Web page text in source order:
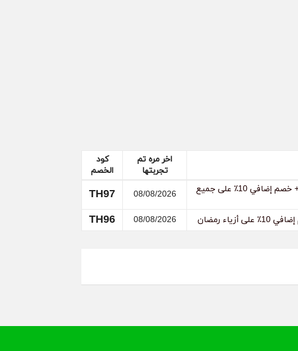
اخر مره تم
تجربتها
كود
الخصم
كود خصم Tommy Hilfiger: استمتع بخصم يصل إلى 64٪ + خصم إضافي 10٪ على جميع
08/08/2026
TH97
08/08/2026
TH96